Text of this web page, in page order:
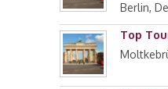
Berlin,
Top